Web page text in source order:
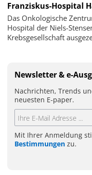
Franziskus-Hospital
Das Onkologische
Hospital der Niels-
Krebsgesellschaft
Newsletter & e-
Nachrichten, Trends
neuesten E-paper.
Mit Ihrer Anmeldung
Bestimmungen zu.